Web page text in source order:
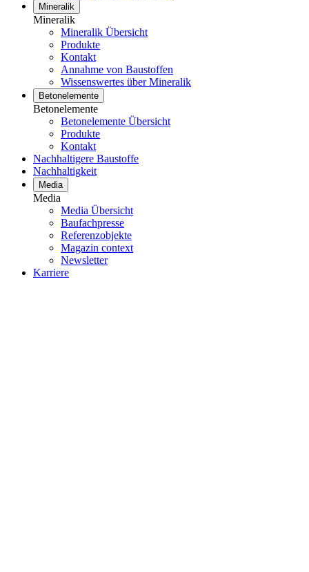
Mineralik
Mineralik
Mineralik Übersicht
Produkte
Kontakt
Annahme von Baustoffen
Wissenswertes über Mineralik
Betonelemente
Betonelemente
Betonelemente Übersicht
Produkte
Kontakt
Nachhaltigere Baustoffe
Nachhaltigkeit
Media
Media
Media Übersicht
Baufachpresse
Referenzobjekte
Magazin context
Newsletter
Karriere